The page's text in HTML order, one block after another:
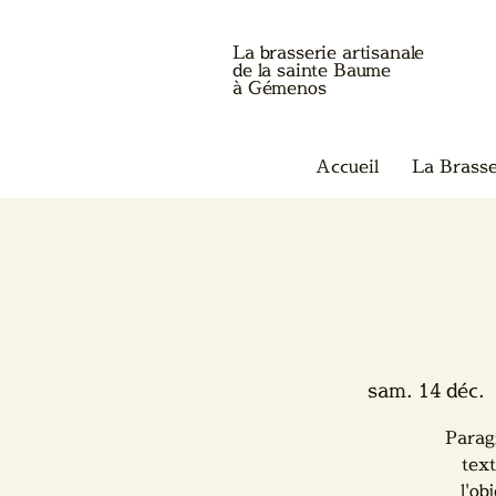
La brasserie artisanale
de la sainte Baume
à Gémenos
Accueil La
sam. 14 déc.